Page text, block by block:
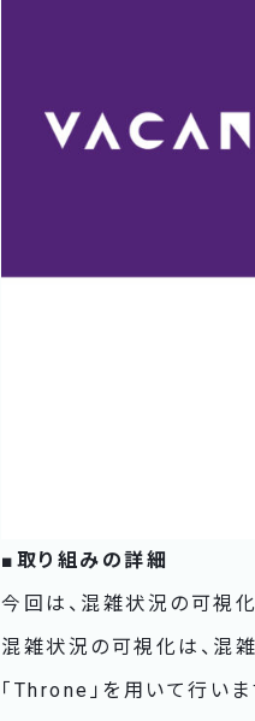
■取り組みの詳細
今回は、混雑状況の可視
混雑状況の可視化は、混
「Throne」を用いて行い